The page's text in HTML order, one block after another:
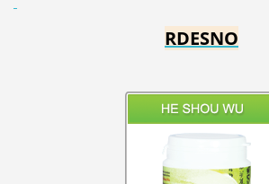
RDESNO